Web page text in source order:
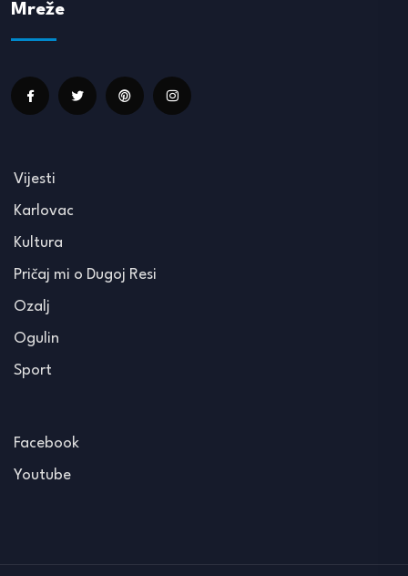
Mreže
Vijesti
Karlovac
Kultura
Pričaj mi o Dugoj Resi
Ozalj
Ogulin
Sport
Facebook
Youtube